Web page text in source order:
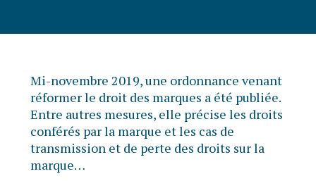
Mi-novembre 2019, une ordonnance venant
réformer le droit des marques a été publiée.
Entre autres mesures, elle précise les droits
conférés par la marque et les cas de
transmission et de perte des droits sur la
marque…